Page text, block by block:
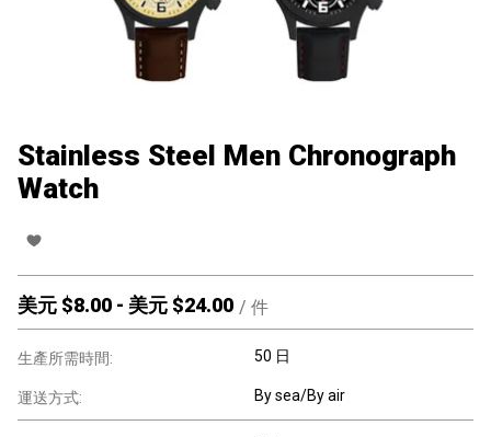
Stainless Steel Men Chronograph
Watch
美元 $8.00 - 美元 $24.00 / 件
生產所需時間: 50 日
運送方式: By sea/By air